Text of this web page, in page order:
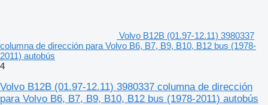
Volvo B12B (01.97-12.11) 3980337
columna de dirección para Volvo B6, B7, B9, B10, B12 bus (1978-
2011) autobús
4
Volvo B12B (01.97-12.11) 3980337 columna de dirección
para Volvo B6, B7, B9, B10, B12 bus (1978-2011) autobús